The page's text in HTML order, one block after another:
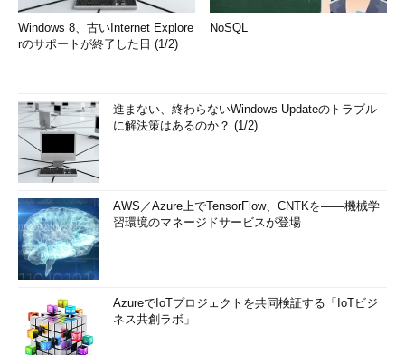
Windows 8、古いInternet Explore
rのサポートが終了した日 (1/2)
NoSQL
進まない、終わらないWindows Updateのトラブル
に解決策はあるのか？ (1/2)
AWS／Azure上でTensorFlow、CNTKを――機械学
習環境のマネージドサービスが登場
AzureでIoTプロジェクトを共同検証する「IoTビジ
ネス共創ラボ」